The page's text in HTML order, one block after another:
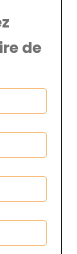
de